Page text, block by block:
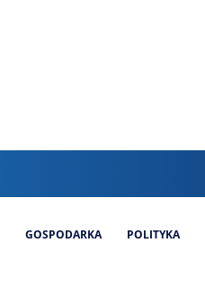
GOSPODARKA POLITYKA